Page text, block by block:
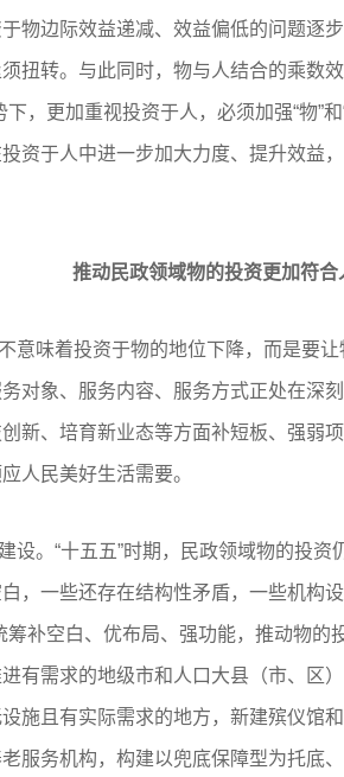
物边际效益递减、效益偏低的问题逐
扭转。与此同时，物与人结合的乘数
下，更加重视投资于人，必须加强“物”
资于人中进一步加大力度、提升效益
推动民政领域物的投资更加符合
意味着投资于物的地位下降，而是要
对象、服务内容、服务方式正处在深
新、培育新业态等方面补短板、强弱
人民美好生活需要。
设。“十五五”时期，民政领域物的投
，一些还存在结构性矛盾，一些机构
筹补空白、优布局、强功能，推动物
有需求的地级市和人口大县（市、区
施且有实际需求的地方，新建殡仪馆
服务机构，构建以兜底保障型为托底